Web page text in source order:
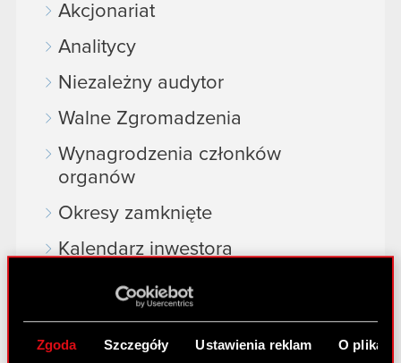
Zgoda Szczegóły Ustawienia reklam O
Akcjonariat
Analitycy
Niezależny audytor
Walne Zgromadzenia
Wynagrodzenia członków
organów
Okresy zamknięte
Kalendarz inwestora
Przydatne linki
Kontakt IR